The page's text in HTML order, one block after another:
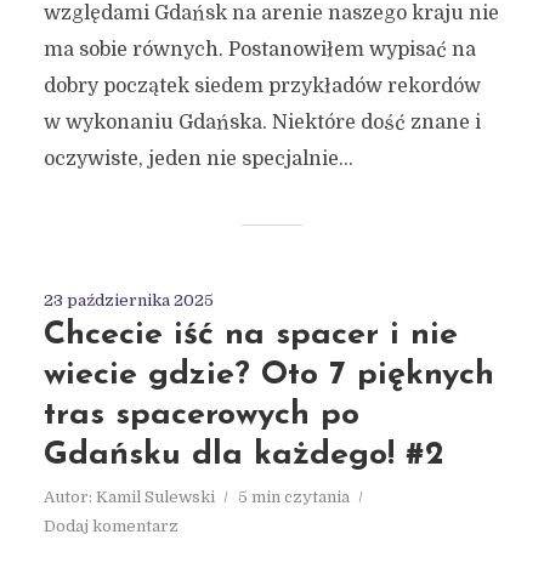
względami Gdańsk na arenie naszego kraju nie
ma sobie równych. Postanowiłem wypisać na
dobry początek siedem przykładów rekordów
w wykonaniu Gdańska. Niektóre dość znane i
oczywiste, jeden nie specjalnie...
23 października 2025
Chcecie iść na spacer i nie
wiecie gdzie? Oto 7 pięknych
tras spacerowych po
Gdańsku dla każdego! #2
Autor: Kamil Sulewski
5 min czytania
Dodaj komentarz